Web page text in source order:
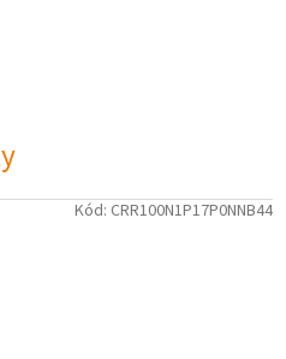
Kód: CRR100N1P17P0NNB44